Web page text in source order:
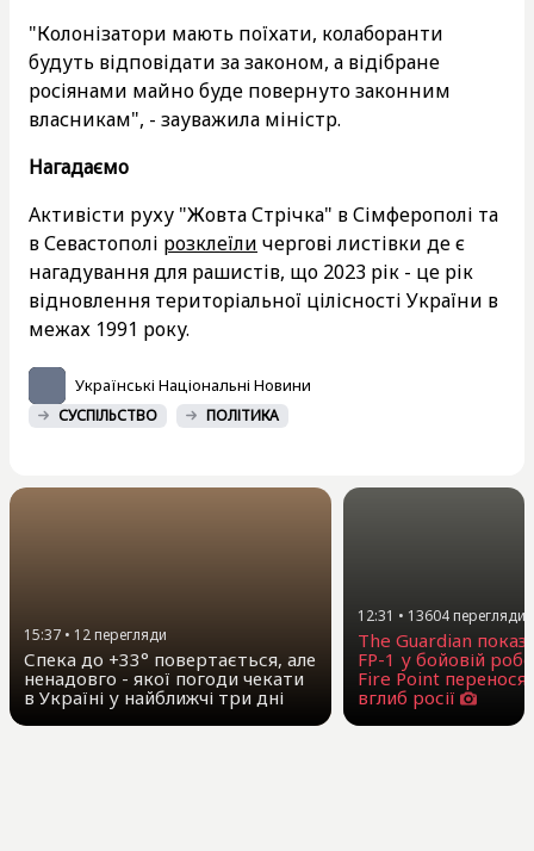
"Колонізатори мають поїхати, колаборанти
будуть відповідати за законом, а відібране
росіянами майно буде повернуто законним
власникам", - зауважила міністр.
Нагадаємо
Активісти руху "Жовта Стрічка" в Сімферополі та
в Севастополі розклеїли чергові листівки де є
нагадування для рашистів, що 2023 рік - це рік
відновлення територіальної цілісності України в
межах 1991 року.
Українські Національні Новини
СУСПІЛЬСТВО ПОЛІТИКА
15:37 • 12перегляди
Спека до +33° повертається, але
ненадовго - якої погоди чекати
в Україні у найближчі три дні
12:31 • 13604перегляди
The Guardian
FP-1 у бойовій
Fire Point
вглиб росії